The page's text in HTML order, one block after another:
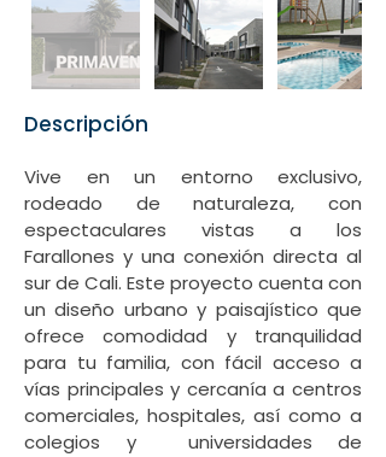
Descripción
Vive en un entorno exclusivo,
rodeado de naturaleza, con
espectaculares vistas a los
Farallones y una conexión directa al
sur de Cali. Este proyecto cuenta con
un diseño urbano y paisajístico que
ofrece comodidad y tranquilidad
para tu familia, con fácil acceso a
vías principales y cercanía a centros
comerciales, hospitales, así como a
colegios y  universidades de